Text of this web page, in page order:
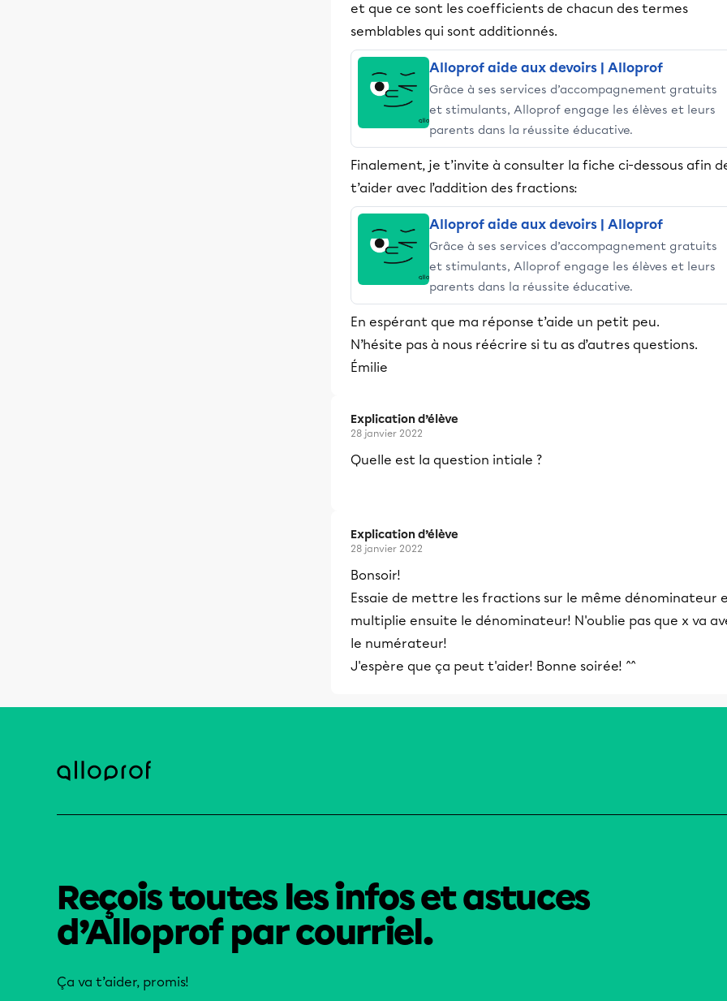
et que ce sont les coefficients de chacun des termes
semblables qui sont additionnés.
Alloprof aide aux devoirs | Alloprof
Grâce à ses services d’accompagnement gratuits
et stimulants, Alloprof engage les élèves et leurs
parents dans la réussite éducative.
Finalement, je t’invite à consulter la fiche ci-dessous afin
t’aider avec l’addition des fractions:
Alloprof aide aux devoirs | Alloprof
Grâce à ses services d’accompagnement gratuits
et stimulants, Alloprof engage les élèves et leurs
parents dans la réussite éducative.
En espérant que ma réponse t’aide un petit peu.
N’hésite pas à nous réécrire si tu as d’autres questions.
Émilie
Explication d’élève
28 janvier 2022
Quelle est la question intiale ?
Explication d’élève
28 janvier 2022
Bonsoir!
Essaie de mettre les fractions sur le même dénominateur
multiplie ensuite le dénominateur! N'oublie pas que x va
le numérateur!
J'espère que ça peut t'aider! Bonne soirée! ^^
Reçois toutes les infos et astuces
d’Alloprof par courriel.
Ça va t’aider, promis!